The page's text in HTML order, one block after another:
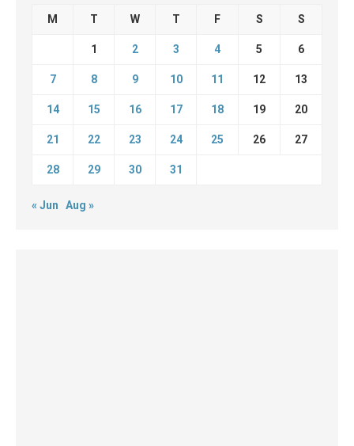
M T W T F S S
1 2 3 4 5 6
7 8 9 10 11 12 13
14 15 16 17 18 19 20
21 22 23 24 25 26 27
28 29 30 31
« Jun Aug »